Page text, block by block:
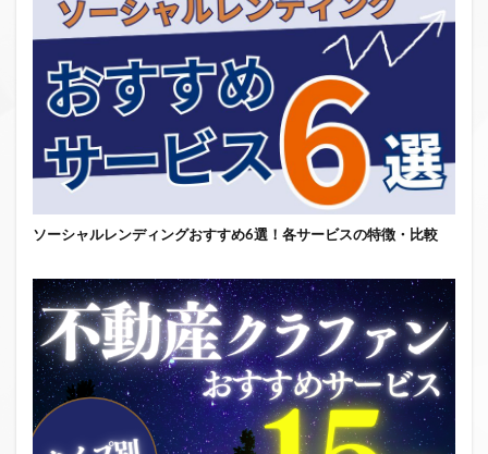
ソーシャルレンディングおすすめ6選！各サービスの特徴・比較